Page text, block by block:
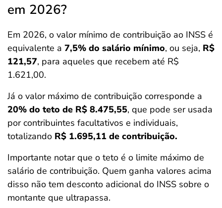
em 2026?
Em 2026, o valor mínimo de contribuição ao INSS é
equivalente a 7,5% do salário mínimo, ou seja, R$
121,57, para aqueles que recebem até R$
1.621,00.
Já o valor máximo de contribuição corresponde a
20% do teto de R$ 8.475,55, que pode ser usada
por contribuintes facultativos e individuais,
totalizando R$ 1.695,11 de contribuição.
Importante notar que o teto é o limite máximo de
salário de contribuição. Quem ganha valores acima
disso não tem desconto adicional do INSS sobre o
montante que ultrapassa.